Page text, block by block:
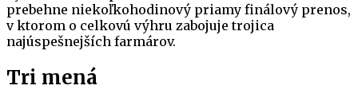
prebehne niekoľkohodinový priamy finálový prenos,
v ktorom o celkovú výhru zabojuje trojica
najúspešnejších farmárov.
Tri mená